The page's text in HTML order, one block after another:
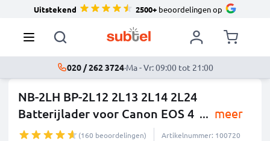
Uitstekend 2500+beoordelingen op
020 / 262 3724·Ma - Vr: 09:00 tot 21:00
NB-2LH BP-2L12 2L13 2L14 2L24
Batterijlader voor Canon EOS 4 ... meer
(160 beoordelingen) Artikelnummer: 100720